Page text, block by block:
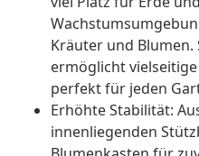
Kräuter und
ermöglicht
perfekt für jeden
Erhöhte Stabilität:
innenliegenden